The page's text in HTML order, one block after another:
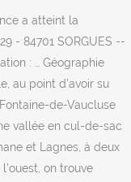
a atteint la
- 84701 SORGUES --
: … Géographie
au point d’avoir su
de-Vaucluse
vallée en cul-de-sac
et Lagnes, à deux
on trouve